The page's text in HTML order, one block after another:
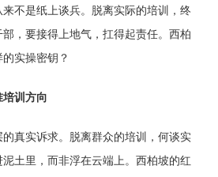
不是纸上谈兵。脱离实际的培训，终
，要接得上地气，扛得起责任。西柏
实操密钥？
培训方向
真实诉求。脱离群众的培训，何谈实
土里，而非浮在云端上。西柏坡的红